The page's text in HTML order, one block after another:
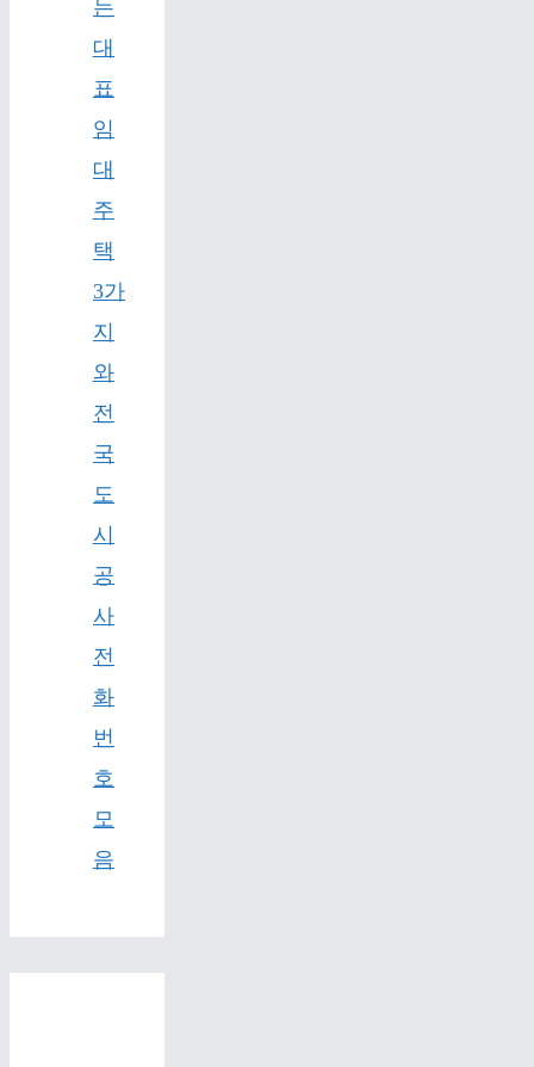
는
대
표
임
대
주
택
3가
지
와
전
국
도
시
공
사
전
화
번
호
모
음